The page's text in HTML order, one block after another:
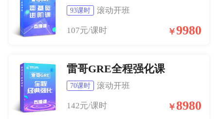
93课时 滚动开班
107元/课时 ￥9980
雷哥GRE全程强化课
70课时 滚动开班
142元/课时 ￥ 8980